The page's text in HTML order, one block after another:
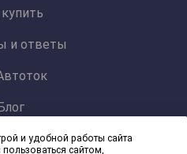
и ответы
обработки персональных данных
и удобной работы сайта
сайтом,